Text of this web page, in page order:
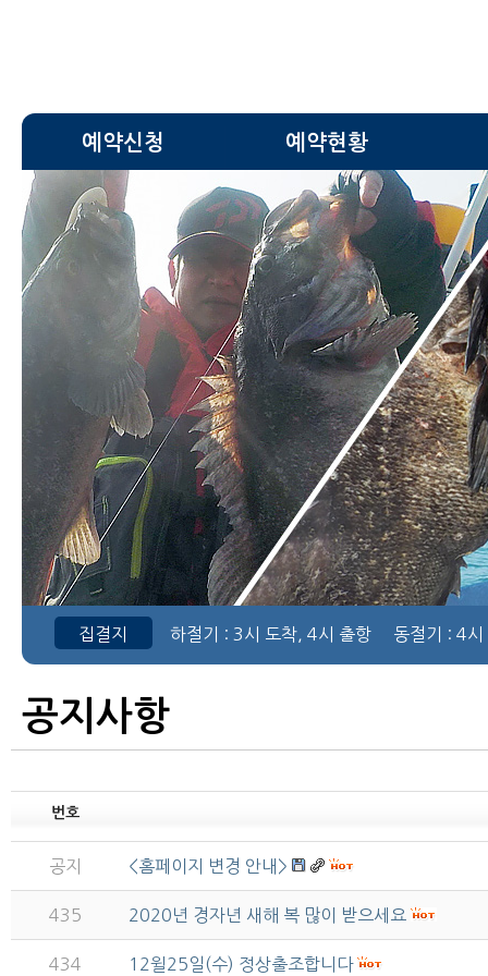
예약신청 예약현황
집결지 하절기 : 3시 도착, 4시 출항 동절기 : 4시
공지사항
번호
공지 <홈페이지 변경 안내>
435 2020년 경자년 새해 복 많이 받으세요
434 12윌25일(수) 정상출조합니다